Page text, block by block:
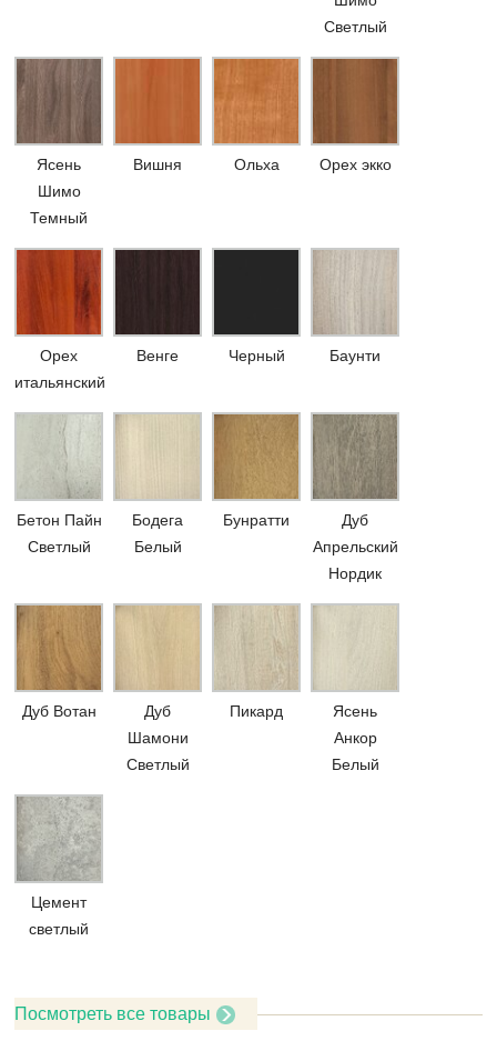
Светлый
Ясень
Шимо
Темный
Вишня Ольха Орех экко
Орех
итальянский
Венге Черный Баунти
Бетон Пайн
Светлый
Бодега
Белый
Бунратти
Дуб
Апрельский
Нордик
Дуб Вотан
Дуб
Шамони
Светлый
Пикард
Ясень
Анкор
Белый
Цемент
светлый
Посмотреть все товары